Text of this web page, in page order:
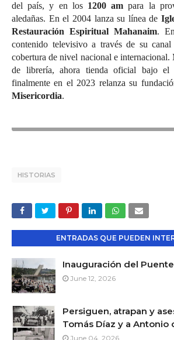
del país, y en los 1200 am para la
aledañas. En el 2004 lanza su línea de
Restauración Espiritual Mahanaim.
contenido televisivo a través de su canal
cobertura de nivel nacional e internacional.
de librería, ahora tienda oficial bajo el
finalmente en el 2023 relanza su
Misericordia.
HISTORIAS
ENTRADAS QUE PUEDEN
Inauguración del Puente
June 12, 2026
Persiguen, atrapan y
Tomás Díaz y a Antonio
June 04, 2026